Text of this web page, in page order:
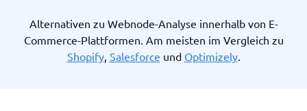
Alternativen zu Webnode-Analyse innerhalb von E-
Commerce-Plattformen. Am meisten im Vergleich zu
Shopify, Salesforce und Optimizely.